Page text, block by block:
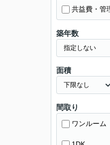
共益費・管
築年数
面積
間取り
ワンルーム